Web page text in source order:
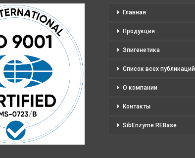
Главная
Продукция
Эпигенетика
Список всех публикаций
О компании
Контакты
SibEnzyme REBase